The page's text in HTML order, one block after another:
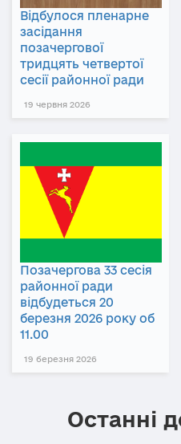
Відбулося пленарне
засідання
позачергової
тридцять четвертої
сесії районної ради
19 червня 2026
Позачергова 33 сесія
районної ради
відбудеться 20
березня 2026 року об
11.00
19 березня 2026
Останні